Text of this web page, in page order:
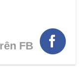
FB